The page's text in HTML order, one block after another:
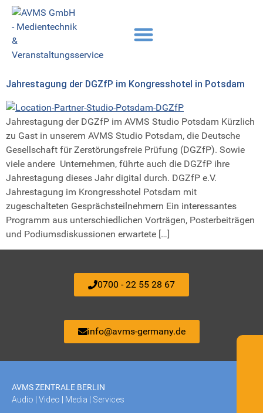
Jahrestagung der DGZfP im Kongresshotel in Potsdam​
Jahrestagung der DGZfP im AVMS Studio Potsdam Kürzlich
zu Gast in unserem AVMS Studio Potsdam, die Deutsche
Gesellschaft für Zerstörungsfreie Prüfung (DGZfP). Sowie
viele andere Unternehmen, führte auch die DGZfP ihre
Jahrestagung dieses Jahr digital durch. DGZfP e.V.
Jahrestagung im Krongresshotel Potsdam mit
zugeschalteten Gesprächsteilnehmern Ein interessantes
Programm aus unterschiedlichen Vorträgen, Posterbeiträgen
und Podiumsdiskussionen erwartete […]
0700 - 22 55 28 67
info@avms-germany.de
AVMS ZENTRALE BERLIN
Audio | Video | Media | Services